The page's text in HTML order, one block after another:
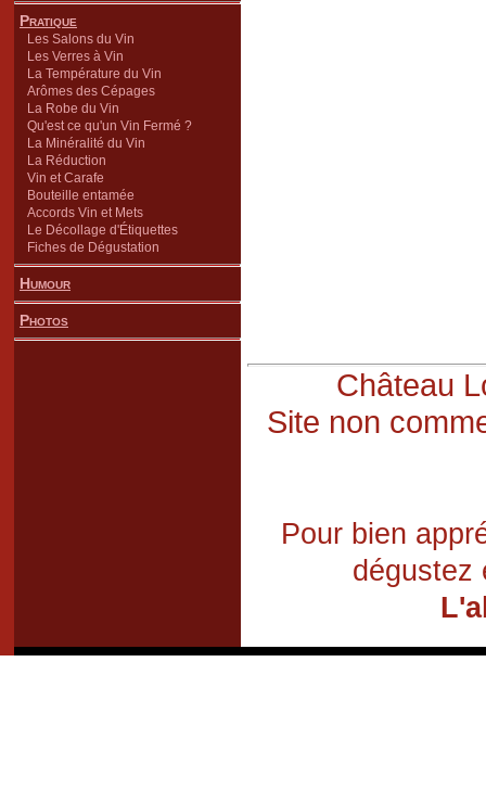
Pratique
Les Salons du Vin
Les Verres à Vin
La Température du Vin
Arômes des Cépages
La Robe du Vin
Qu'est ce qu'un Vin Fermé ?
La Minéralité du Vin
La Réduction
Vin et Carafe
Bouteille entamée
Accords Vin et Mets
Le Décollage d'Étiquettes
Fiches de Dégustation
Humour
Photos
Château
Site non
Pour bien
dégustez